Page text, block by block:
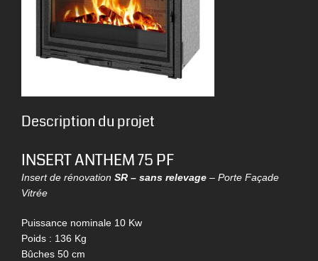
Description du projet
INSERT ANTHEM 75 PF
Insert de rénovation SR – sans relevage – Porte Façade
Vitrée
Puissance nominale 10 Kw
Poids : 136 Kg
Bûches 50 cm